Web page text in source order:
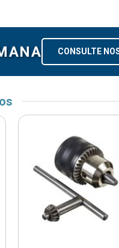
CONSULTE